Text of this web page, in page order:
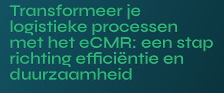
Transformeer je
logistieke processen
met het eCMR: een stap
richting efficiëntie en
duurzaamheid